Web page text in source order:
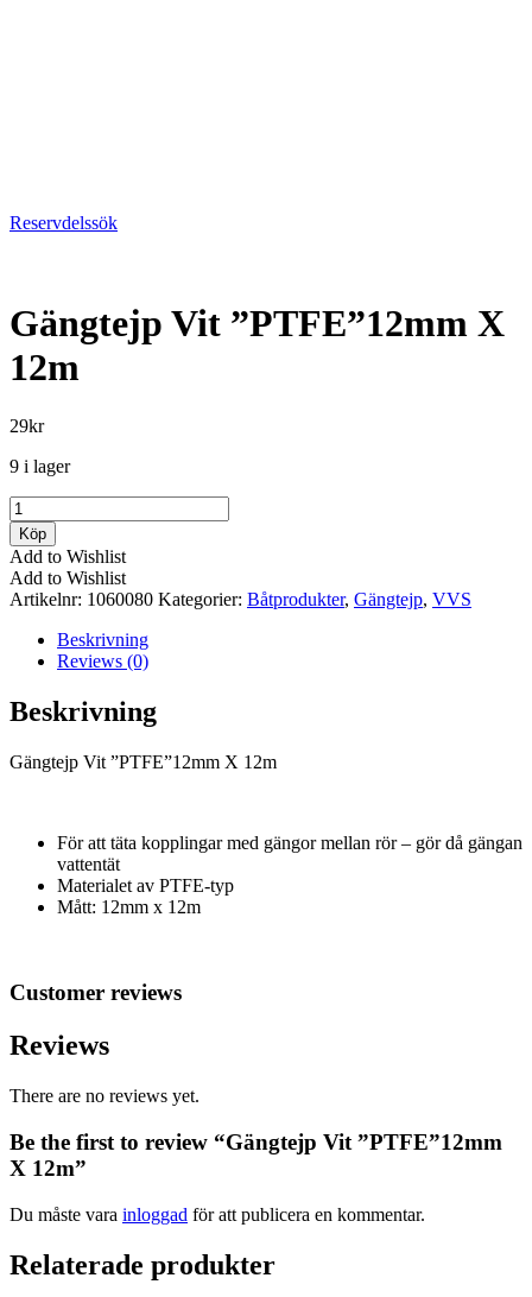
Reservdelssök
Gängtejp Vit ”PTFE”12mm X
12m
29kr
9 i lager
Gängtejp
Vit
"PTFE"12mm
X
12m
mängd
Köp
Add to Wishlist
Add to Wishlist
Artikelnr: 1060080 Kategorier: Båtprodukter, Gängtejp, VVS
Beskrivning
Reviews (0)
Beskrivning
Gängtejp Vit ”PTFE”12mm X 12m
För att täta kopplingar med gängor mellan rör – gör då gängan
vattentät
Materialet av PTFE-typ
Mått: 12mm x 12m
Customer reviews
Reviews
There are no reviews yet.
Be the first to review “Gängtejp Vit ”PTFE”12mm
X 12m”
Du måste vara inloggad för att publicera en kommentar.
Relaterade produkter